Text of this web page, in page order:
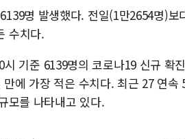
펄어비스, 붉
현대리바
명 발생했다. 전일(1만2654명)보
수치다.
기준 6139명의 코로나19 신규 확
에 가장 적은 수치다. 최근 27 연속
모를 나타내고 있다.